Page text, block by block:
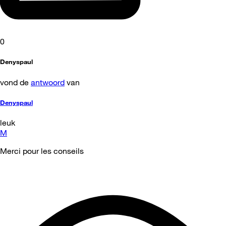
0
Denyspaul
vond de antwoord van
Denyspaul
leuk
M
Merci pour les conseils